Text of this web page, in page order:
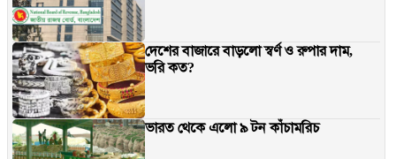
দেশের বাজারে বাড়লো স্বর্ণ ও রুপার দাম,
ভরি কত?
ভারত থেকে এলো ৯ টন কাঁচামরিচ